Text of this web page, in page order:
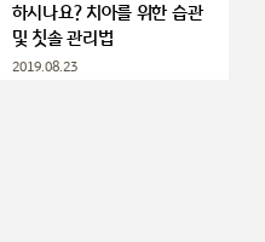
하시나요? 치아를 위한 습관
및 칫솔 관리법
2019.08.23